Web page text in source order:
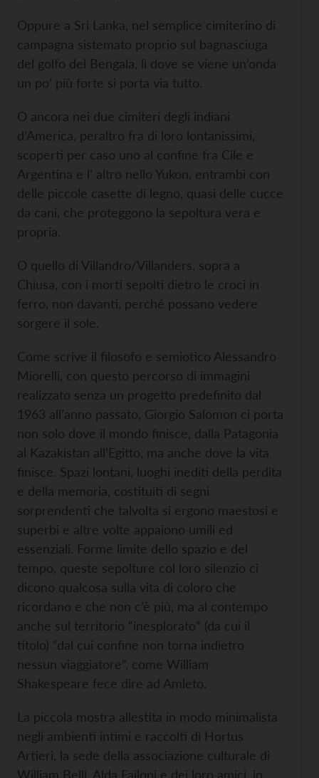
Oppure a Sri Lanka, nel semplice cimiterino di
campagna sistemato proprio sul bagnasciuga
del golfo del Bengala, lì dove se viene un’onda
un po’ più forte si porta via tutto.
O ancora nei due cimiteri degli indiani
d’America, peraltro fra di loro lontanissimi,
scoperti per caso uno al confine fra Cile e
Argentina e l’ altro nello Yukon, entrambi con
delle piccole casette di legno, quasi delle cucce
da cani, che proteggono la sepoltura vera e
propria.
O quello di Villandro/Villanders, sopra a
Chiusa, con i morti sepolti dietro le croci in
ferro, non davanti, perché possano vedere
sorgere il sole.
Come scrive il filosofo e semiotico Alessandro
Miorelli, con questo percorso di immagini
realizzato senza un progetto predefinito dal
1963 all’anno passato, Giorgio Salomon ci porta
non solo dove il mondo finisce, dalla Patagonia
al Kazakistan all’Egitto, ma anche dove la vita
finisce. Spazi lontani, luoghi inediti della perdita
e della memoria, costituiti di segni
sorprendenti che talvolta si ergono maestosi e
superbi e altre volte appaiono umili ed
essenziali. Forme limite dello spazio e del
tempo, queste sepolture col loro silenzio ci
dicono qualcosa sulla vita di coloro che
ricordano e che non c’è più, ma al contempo
anche sul territorio “inesplorato” (da cui il
titolo) “dal cui confine non torna indietro
nessun viaggiatore”, come William
Shakespeare fece dire ad Amleto.
La piccola mostra allestita in modo minimalista
negli ambienti intimi e raccolti di Hortus
Artieri, la sede della associazione culturale di
William Belli, Alda Failoni e dei loro amici, in